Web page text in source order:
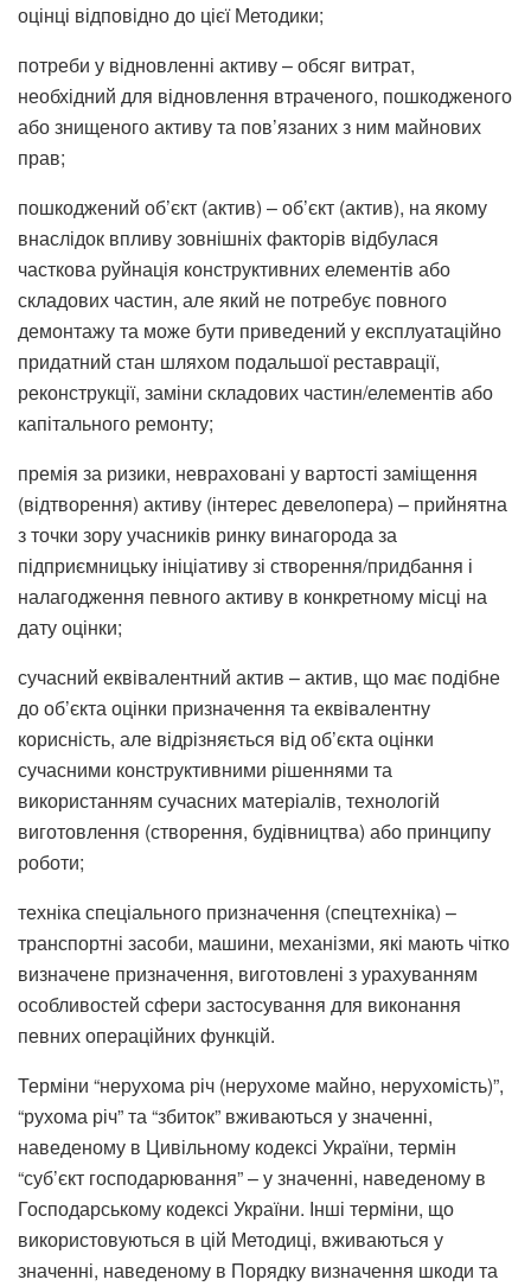
оцінці відповідно до цієї Методики;
потреби у відновленні активу – обсяг витрат,
необхідний для відновлення втраченого, пошкодженого
або знищеного активу та пов’язаних з ним майнових
прав;
пошкоджений об’єкт (актив) – об’єкт (актив), на якому
внаслідок впливу зовнішніх факторів відбулася
часткова руйнація конструктивних елементів або
складових частин, але який не потребує повного
демонтажу та може бути приведений у експлуатаційно
придатний стан шляхом подальшої реставрації,
реконструкції, заміни складових частин/елементів або
капітального ремонту;
премія за ризики, невраховані у вартості заміщення
(відтворення) активу (інтерес девелопера) – прийнятна
з точки зору учасників ринку винагорода за
підприємницьку ініціативу зі створення/придбання і
налагодження певного активу в конкретному місці на
дату оцінки;
сучасний еквівалентний актив – актив, що має подібне
до об’єкта оцінки призначення та еквівалентну
корисність, але відрізняється від об’єкта оцінки
сучасними конструктивними рішеннями та
використанням сучасних матеріалів, технологій
виготовлення (створення, будівництва) або принципу
роботи;
техніка спеціального призначення (спецтехніка) –
транспортні засоби, машини, механізми, які мають чітко
визначене призначення, виготовлені з урахуванням
особливостей сфери застосування для виконання
певних операційних функцій.
Терміни “нерухома річ (нерухоме майно, нерухомість)”,
“рухома річ” та “збиток” вживаються у значенні,
наведеному в Цивільному кодексі України, термін
“суб’єкт господарювання” – у значенні, наведеному в
Господарському кодексі України. Інші терміни, що
використовуються в цій Методиці, вживаються у
значенні, наведеному в Порядку визначення шкоди та